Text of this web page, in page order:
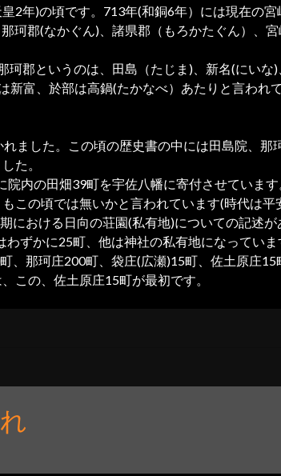
2年)の頃です。713年(和銅6年）には現在の
珂郡(なかぐん)、諸県郡（もろかたぐん）、
郡というのは、田島（たじま)、新名(にい
富、於部は高鍋(たかなべ）あたりと言われて
ました。この頃の歴史書の中には田島院、
た。
内の田畑39町を宇佐八幡に寄付させていま
この頃では無いかと言われています(時代は平
における日向の荘園(私有地)についての記述
ずかに25町、他は神社の私有地になっていま
、那珂庄200町、袋庄(広瀬)15町、佐土原庄15
この、佐土原庄15町が最初です。